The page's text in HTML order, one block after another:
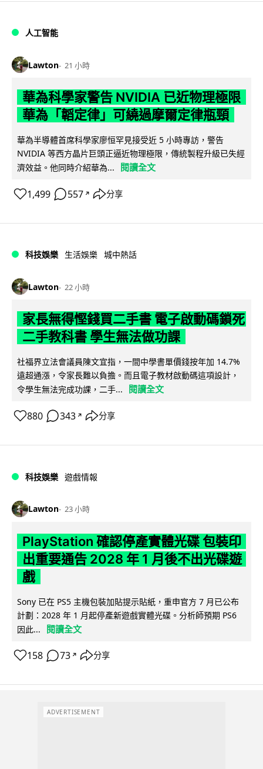
人工智能
Lawton 21 小時
華為科學家警告 NVIDIA 已近物理極限
華為「韜定律」可繞過摩爾定律瓶頸
華為半導體首席科學家廖恒罕見接受近 5 小時專訪，警告
NVIDIA 等西方晶片巨頭正逼近物理極限，傳統製程升級已失經
濟效益。他同時介紹華為...
閱讀全文
1,499 557 ↗ 分享
科技娛樂 生活娛樂 城中熱話
Lawton 22 小時
家長無得慳錢買二手書 電子啟動碼鎖死
二手教科書 學生無法做功課
社福界立法會議員陳文宜指，一間中學書單價錢按年加 14.7%
遠超通漲，令家長難以負擔。而且電子教材啟動碼這項設計，
令學生無法完成功課，二手...
閱讀全文
880 343 ↗ 分享
科技娛樂 遊戲情報
Lawton 23 小時
PlayStation 確認停產實體光碟 包裝印
出重要通告 2028 年 1 月後不出光碟遊
戲
Sony 已在 PS5 主機包裝加貼提示貼紙，重申官方 7 月已公布
計劃：2028 年 1 月起停產新遊戲實體光碟。分析師預期 PS6
因此...
閱讀全文
158 73 ↗ 分享
ADVERTISEMENT